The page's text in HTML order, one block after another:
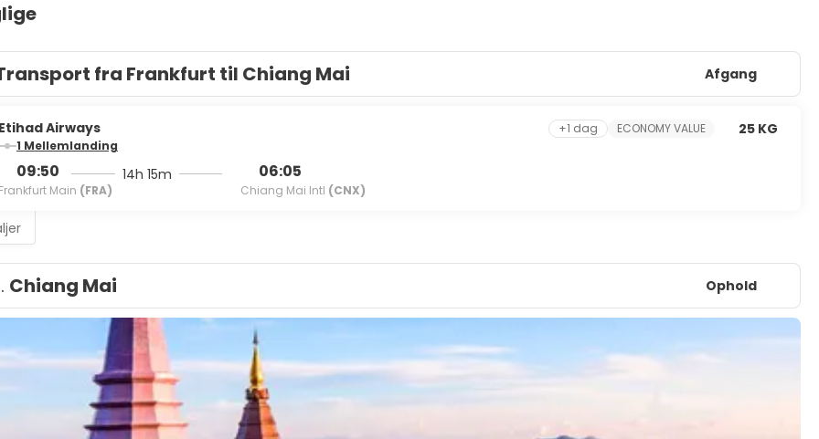
fra Frankfurt til Chiang Mai Afgang
Etihad Airways
1 Mellemlanding
09:50
Frankfurt Main (FRA)
14h 15m 06:05
Chiang Mai Intl (CNX)
+1 dag ECONOMY VALUE 25 KG
Chiang Mai Ophold